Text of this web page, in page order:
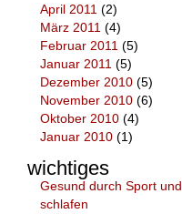
April 2011 (2)
März 2011 (4)
Februar 2011 (5)
Januar 2011 (5)
Dezember 2010 (5)
November 2010 (6)
Oktober 2010 (4)
Januar 2010 (1)
wichtiges
Gesund durch Sport und
schlafen